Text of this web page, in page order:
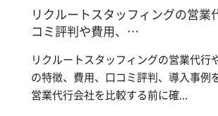
リクルートスタッフィングの営業
コミ評判や費用、…
リクルートスタッフィングの営業代行
の特徴、費用、口コミ評判、導入事例
営業代行会社を比較する前に確...